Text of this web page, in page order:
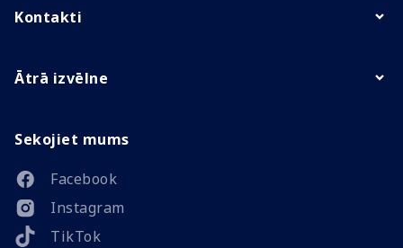
Kontakti
Ātrā izvēlne
Sekojiet mums
Facebook
Instagram
TikTok